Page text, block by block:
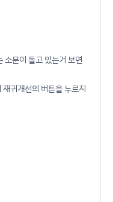
소문이 돌고 있는거 보면
귀개선의 버튼을 누르지